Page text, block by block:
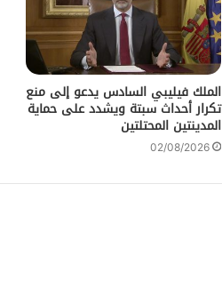
الملك فيليبي السادس يدعو إلى منع
تكرار أحداث سبتة ويشدد على حماية
المدينتين المحتلتين
02/08/2026